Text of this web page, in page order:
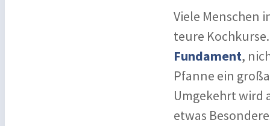
Viele Menschen
teure
Fundament,
Pfanne ein
Umgekehrt wird
etwas